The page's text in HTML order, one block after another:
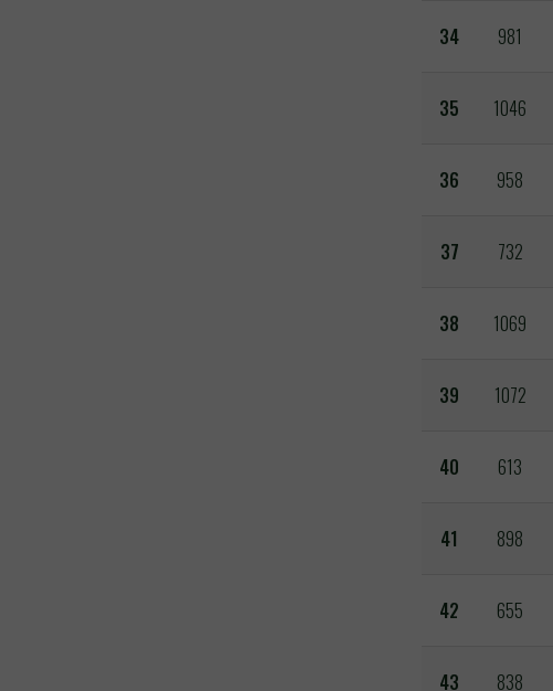
34 981
35 1046
36 958
37 732
38 1069
39 1072
40 613
41 898
42 655
43 838